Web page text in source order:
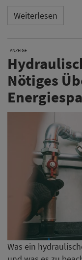
Weiterlesen
ANZEIGE
Nötiges
Was ein